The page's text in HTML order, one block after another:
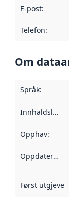
E-post:
Telefon:
Om
Språk:
Innhaldsleverandørar
Opphav:
Oppdateringsfrekvens
Først utgjeve: